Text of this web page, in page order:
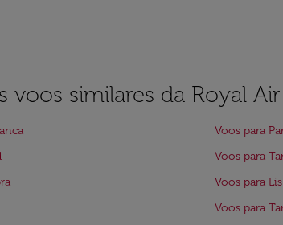
voos similares da Royal
Voos para
Voos para
Voos para
Voos para